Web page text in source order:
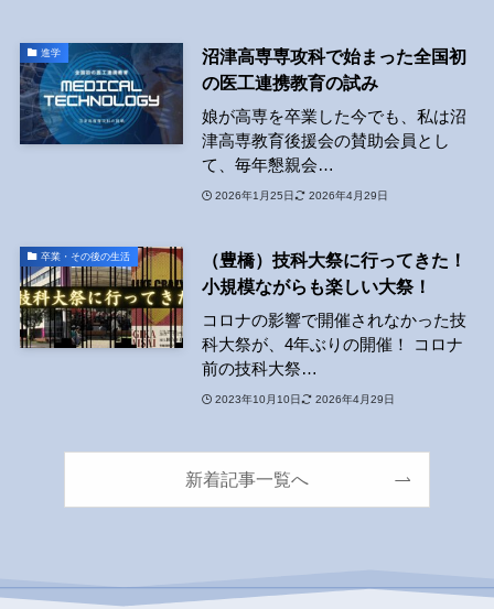
進学
沼津高専専攻科で始まった全国初
の医工連携教育の試み
娘が高専を卒業した今でも、私は沼
津高専教育後援会の賛助会員とし
て、毎年懇親会…
2026年1月25日 2026年4月29日
卒業・その後の生活
（豊橋）技科大祭に行ってきた！
小規模ながらも楽しい大祭！
コロナの影響で開催されなかった技
科大祭が、4年ぶりの開催！ コロナ
前の技科大祭…
2023年10月10日 2026年4月29日
新着記事一覧へ